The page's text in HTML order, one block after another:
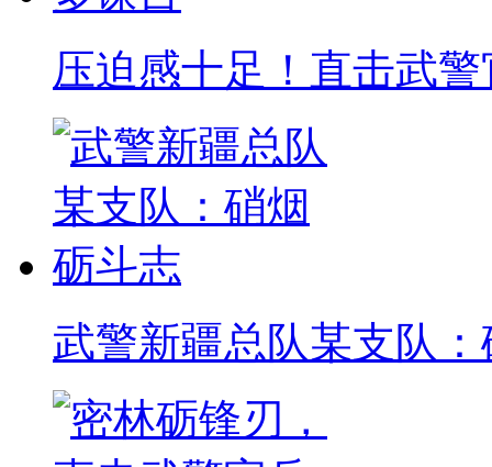
压迫感十足！直击武
武警新疆总队某支队